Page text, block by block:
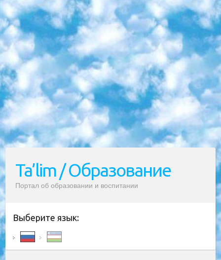
Ta’lim / Образование
Портал об образовании и воспитании
Выберите язык: